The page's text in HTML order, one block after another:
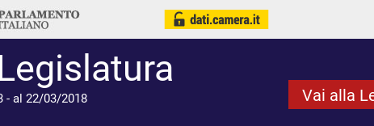
- al 22/03/2018 Vai alla